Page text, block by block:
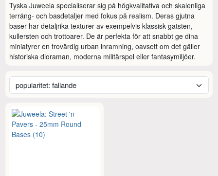
Tyska Juweela specialiserar sig på högkvalitativa och skalenliga
terräng- och basdetaljer med fokus på realism. Deras gjutna
baser har detaljrika texturer av exempelvis klassisk gatsten,
kullersten och trottoarer. De är perfekta för att snabbt ge dina
miniatyrer en trovärdig urban inramning, oavsett om det gäller
historiska dioraman, moderna militärspel eller fantasymiljöer.